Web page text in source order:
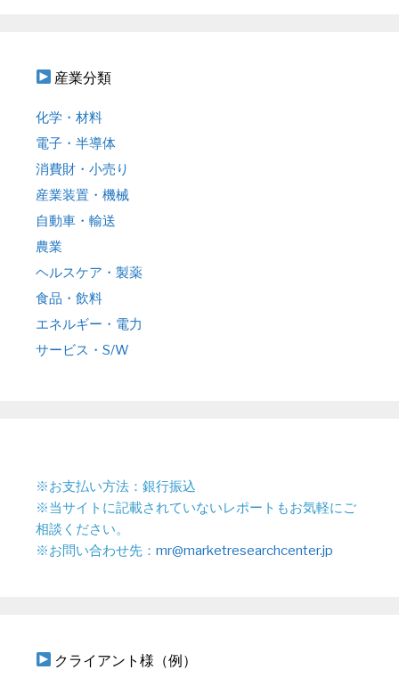
産業分類
化学・材料
電子・半導体
消費財・小売り
産業装置・機械
自動車・輸送
農業
ヘルスケア・製薬
食品・飲料
エネルギー・電力
サービス・S/W
※お支払い方法：銀行振込
※当サイトに記載されていないレポートもお気軽にご
相談ください。
※お問い合わせ先： mr@marketresearchcenter.jp
クライアント様（例）